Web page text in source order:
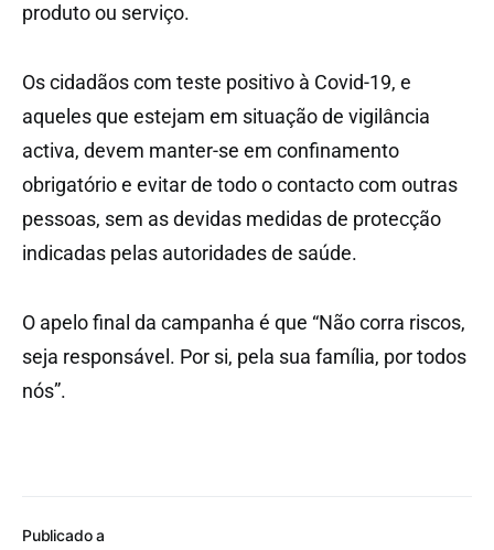
Publicado a
produto ou serviço.
Os cidadãos com teste positivo à Covid-19, e
aqueles que estejam em situação de vigilância
activa, devem manter-se em confinamento
obrigatório e evitar de todo o contacto com outras
pessoas, sem as devidas medidas de protecção
indicadas pelas autoridades de saúde.
O apelo final da campanha é que “Não corra riscos,
seja responsável. Por si, pela sua família, por todos
nós”.